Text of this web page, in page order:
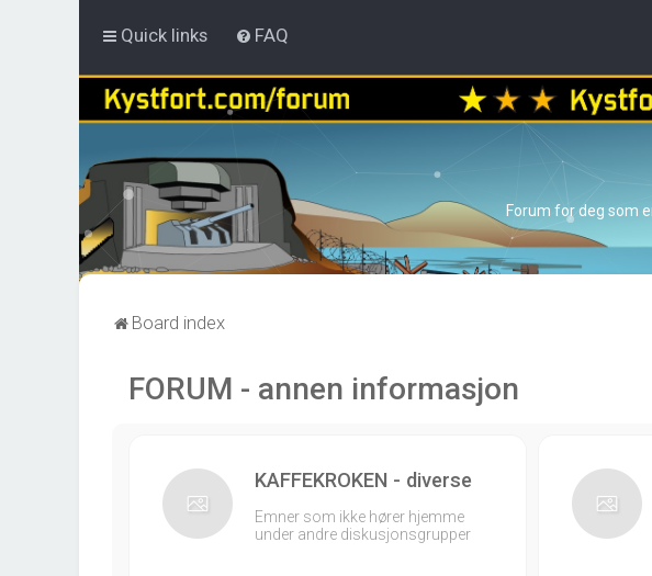
Quick links FAQ
Forum for deg som
Board index
FORUM - annen informasjon
KAFFEKROKEN - diverse
Emner som ikke hører hjemme
under andre diskusjonsgrupper